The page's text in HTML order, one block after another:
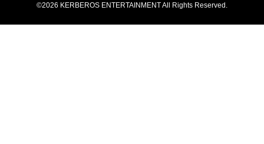
©2026 KERBEROS ENTERTAINMENT All Rights Reserved.